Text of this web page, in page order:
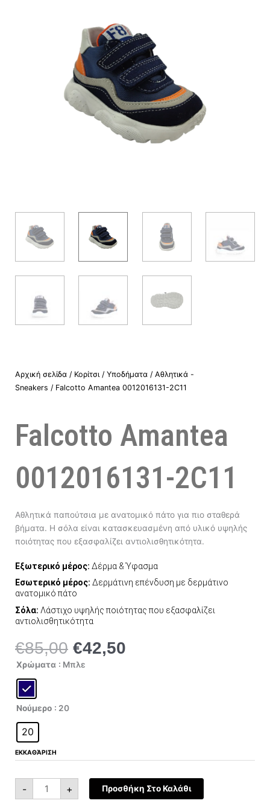
Αρχική σελίδα / Κορίτσι/ Υποδήματα / Αθλητικά -
Sneakers / Falcotto Amantea 0012016131-2C11
Falcotto Amantea
0012016131-2C11
Αθλητικά παπούτσια με ανατομικό πάτο για πιο σταθερά
βήματα. Η σόλα είναι κατασκευασμένη από υλικό υψηλής
ποιότητας που εξασφαλίζει αντιολισθητικότητα.
Εξωτερικό μέρος: Δέρμα & Ύφασμα
Εσωτερικό μέρος: Δερμάτινη επένδυση με δερμάτινο
ανατομικό πάτο
Σόλα: Λάστιχο υψηλής ποιότητας που εξασφαλίζει
αντιολισθητικότητα
€85,00 Original
price
€42,50
Χρώματα : Μπλε
Νούμερο : 20
20
ΕΚΚΑΘΆΡΙΣΗ
-
Falcotto
Amantea
2C11
+ Προσθήκη Στο Καλάθι